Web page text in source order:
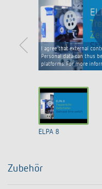
I agree that external
Personal data can thus
platforms. For more
ELPA 8
Zubehör